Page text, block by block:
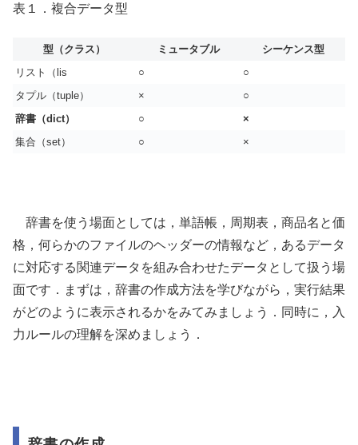
表１．複合データ型
型（クラス） ミュータブル
シーケンス型
リスト（lis
○
○
タプル（tuple）
×
○
辞書（dict）
○
×
集合（set）
○ ×
辞書を使う場面としては，単語帳，周期表，商品名と価
格，何らかのファイルのヘッダーの情報など，あるデータ
に対応する関連データを組み合わせたデータとして扱う場
面です．まずは，辞書の作成方法を学びながら，実行結果
がどのように表示されるかをみてみましょう．同時に，入
力ルールの理解を深めましょう．